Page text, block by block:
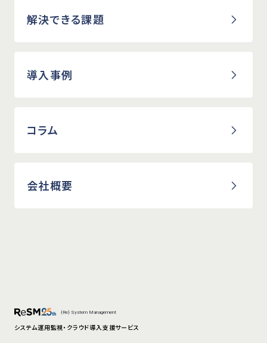
解決できる課題
導入事例
コラム
会社概要
{Re} System Management
システム運用監視・クラウド導入支援サービス